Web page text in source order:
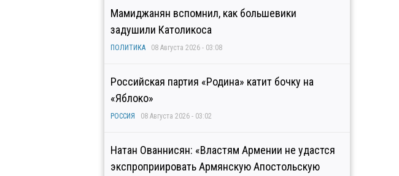
Мамиджанян вспомнил, как большевики
задушили Католикоса
ПОЛИТИКА 08 Августа 2026 - 03:08
Российская партия «Родина» катит бочку на
«Яблоко»
РОССИЯ 08 Августа 2026 - 03:02
Натан Ованнисян: «Властям Армении не удастся
экспроприировать Армянскую Апостольскую